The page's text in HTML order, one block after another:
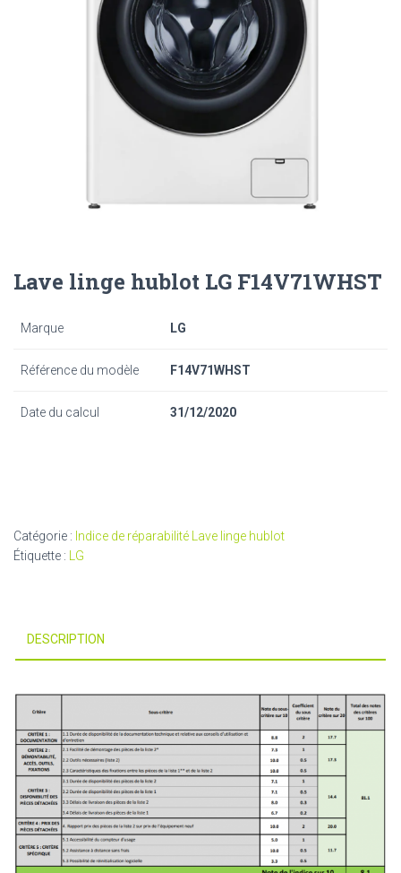
Lave linge hublot LG F14V71WHST
Marque LG
Référence du modèle F14V71WHST
Date du calcul 31/12/2020
Catégorie : Indice de réparabilité Lave linge hublot
Étiquette :
LG
DESCRIPTION